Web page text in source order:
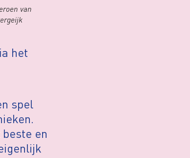
van
het
spel
en